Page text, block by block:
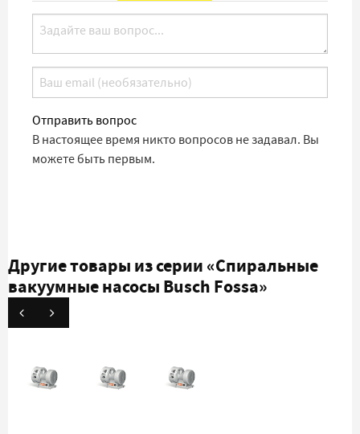
Отправить вопрос
В настоящее время никто вопросов не задавал. Вы
можете быть первым.
Другие товары из серии«Спиральные
вакуумные насосы Busch Fossa»